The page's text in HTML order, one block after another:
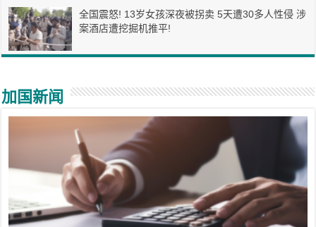
全国震怒! 13岁女孩深夜被拐卖 5天遭30多人性侵 涉
案酒店遭挖掘机推平!
加国新闻